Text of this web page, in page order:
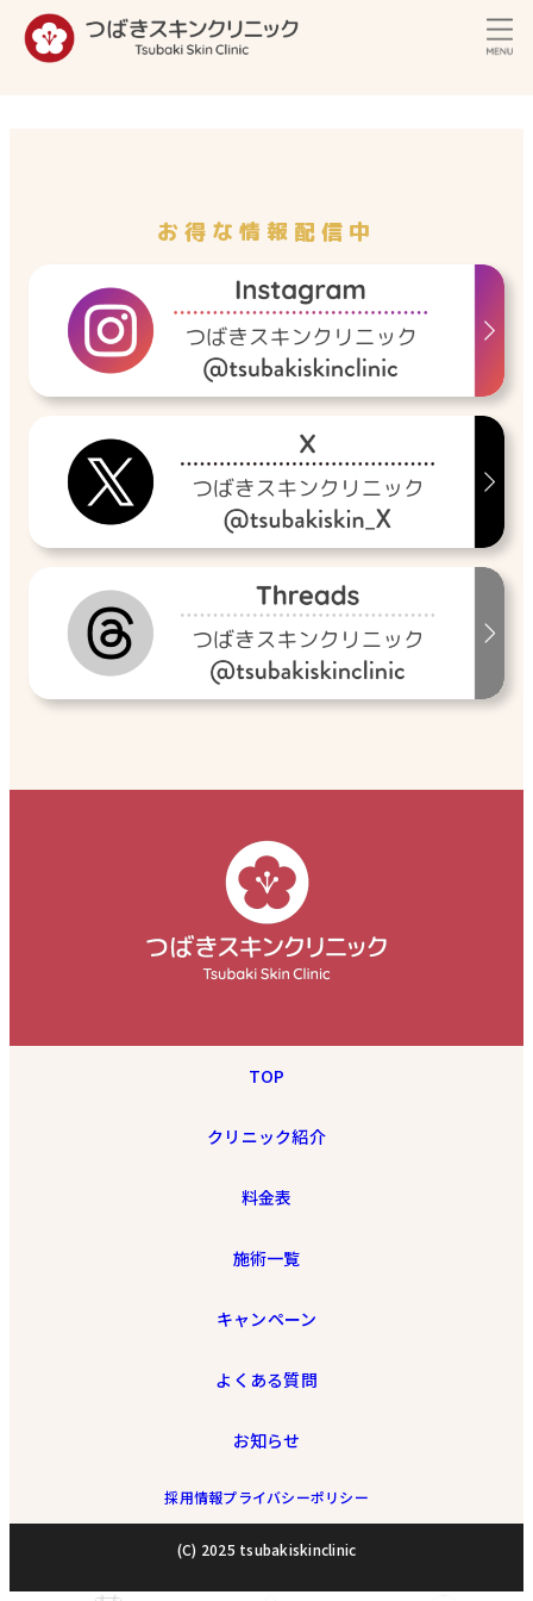
内
容
お得な情報配信中
TOP
クリニック紹介
料金表
施術一覧
キャンペーン
よくある質問
お知らせ
採用情報プライバシーポリシー
(C) 2025 tsubakiskinclinic